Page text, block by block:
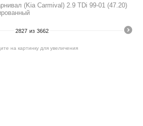
(Kia Carmival) 2.9 TDi 99-01 (47.20)
2827 из 3662
на картинку для увеличения